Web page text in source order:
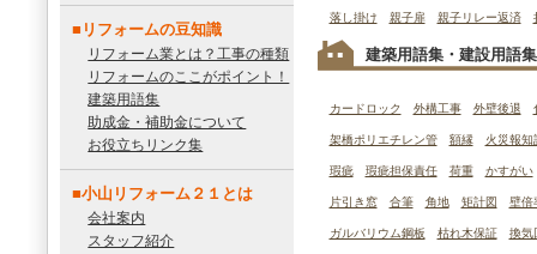
■リフォームの豆知識
リフォーム業とは？工事の種類
リフォームのここがポイント！
建築用語集
助成金・補助金について
お役立ちリンク集
■小山リフォーム２１とは
会社案内
スタッフ紹介
落し掛け 親子扉 親子リレー返済
建築用語集・建設用語
カードロック 外構工事 外壁後退
架橋ポリエチレン管 額縁 火災報知
瑕疵 瑕疵担保責任 荷重 かすがい
片引き窓 合筆 角地 矩計図 壁倍
ガルバリウム鋼板 枯れ木保証 換気